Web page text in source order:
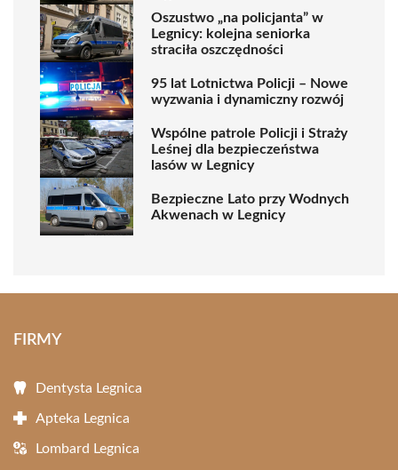
Oszustwo „na policjanta” w
Legnicy: kolejna seniorka
straciła oszczędności
95 lat Lotnictwa Policji – Nowe
wyzwania i dynamiczny rozwój
Wspólne patrole Policji i Straży
Leśnej dla bezpieczeństwa
lasów w Legnicy
Bezpieczne Lato przy Wodnych
Akwenach w Legnicy
FIRMY
Dentysta Legnica
Apteka Legnica
Lombard Legnica